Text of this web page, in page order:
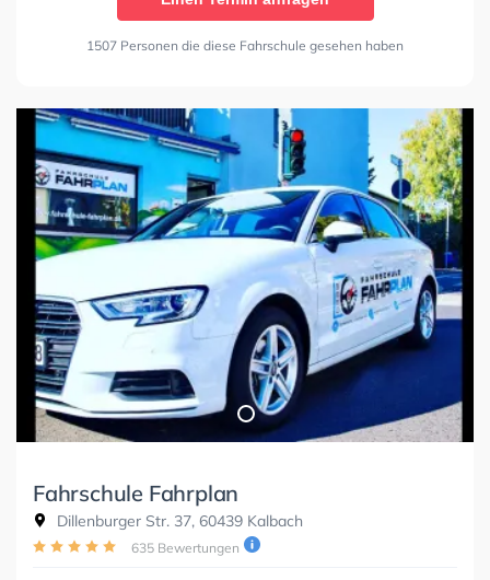
1507 Personen die diese Fahrschule gesehen haben
Fahrschule Fahrplan
Dillenburger Str. 37, 60439 Kalbach
635 Bewertungen